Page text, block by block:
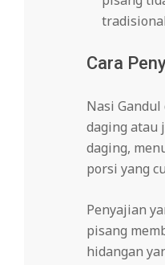
Cara
Nasi
daging atau
daging,
porsi yang
Penyajian
pisang
hidangan